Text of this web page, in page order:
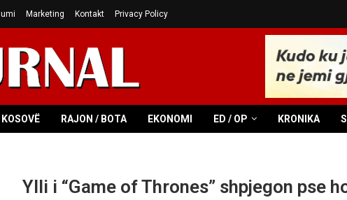
Marketing Kontakt Privacy Policy
KOSOVË RAJON / BOTA EKONOMI ED / OP KRONIKA
Ylli i “Game of Thrones” shpjegon pse